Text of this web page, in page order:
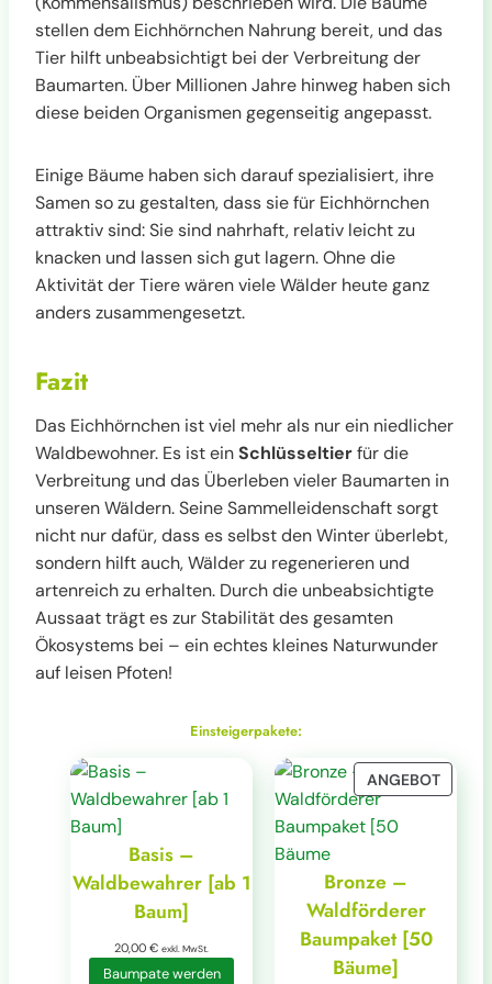
stellen dem Eichhörnchen Nahrung bereit, und das
Tier hilft unbeabsichtigt bei der Verbreitung der
Baumarten. Über Millionen Jahre hinweg haben sich
diese beiden Organismen gegenseitig angepasst.
Einige Bäume haben sich darauf spezialisiert, ihre
Samen so zu gestalten, dass sie für Eichhörnchen
attraktiv sind: Sie sind nahrhaft, relativ leicht zu
knacken und lassen sich gut lagern. Ohne die
Aktivität der Tiere wären viele Wälder heute ganz
anders zusammengesetzt.
Fazit
Das Eichhörnchen ist viel mehr als nur ein niedlicher
Waldbewohner. Es ist einSchlüsseltierfür die
Verbreitung und das Überleben vieler Baumarten in
unseren Wäldern. Seine Sammelleidenschaft sorgt
nicht nur dafür, dass es selbst den Winter überlebt,
sondern hilft auch, Wälder zu regenerieren und
artenreich zu erhalten. Durch die unbeabsichtigte
Aussaat trägt es zur Stabilität des gesamten
Ökosystems bei – ein echtes kleines Naturwunder
auf leisen Pfoten!
Einsteigerpakete:
Basis –
Waldbewahrer [ab 1
Baum]
20,00 € exkl. MwSt.
Baumpate werden
ANGEBOTP
R
Bronze –
Waldförderer
Baumpaket [50
Bäume]